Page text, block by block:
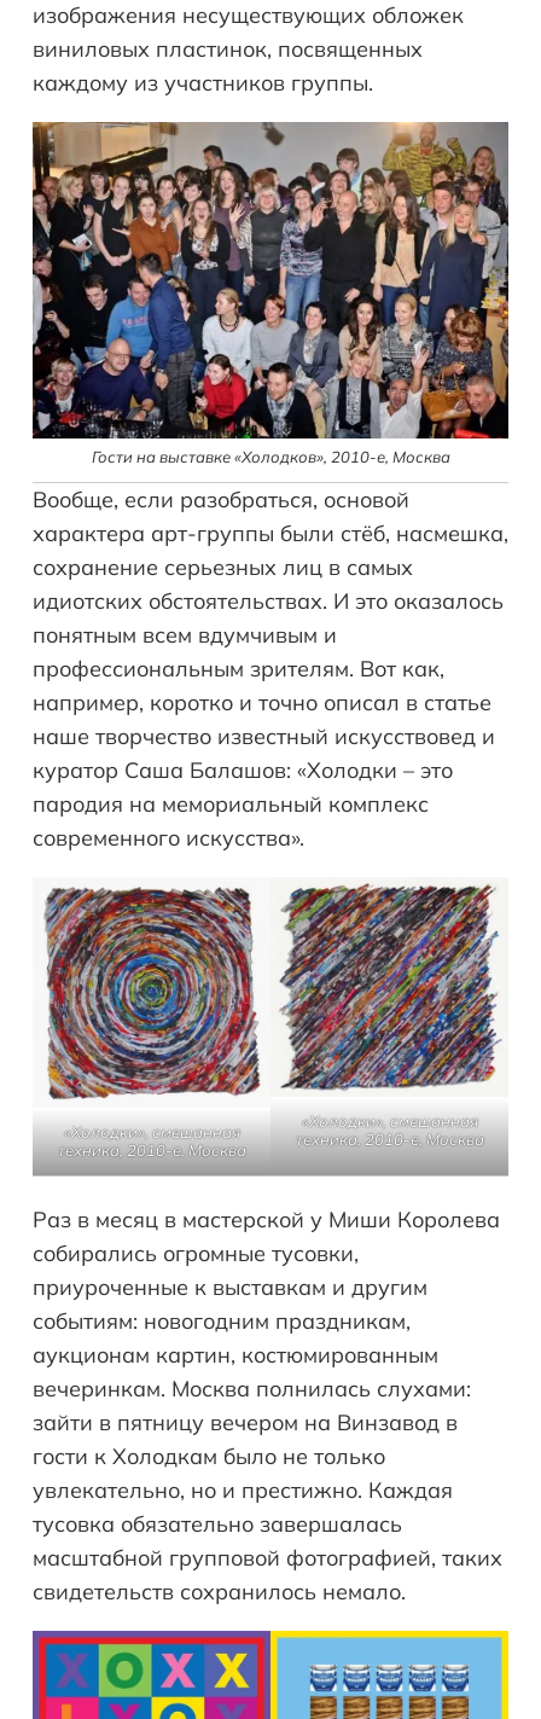
изображения несуществующих обложек
виниловых пластинок, посвященных
каждому из участников группы.
Гости на выставке «Холодков», 2010-е, Москва
Вообще, если разобраться, основой
характера арт-группы были стёб, насмешка,
сохранение серьезных лиц в самых
идиотских обстоятельствах. И это оказалось
понятным всем вдумчивым и
профессиональным зрителям. Вот как,
например, коротко и точно описал в статье
наше творчество известный искусствовед и
куратор Саша Балашов: «Холодки – это
пародия на мемориальный комплекс
современного искусства».
«Холодки», смешанная
техника, 2010-е, Москва
«Холодки», смешанная
техника, 2010-е, Москва
Раз в месяц в мастерской у Миши Королева
собирались огромные тусовки,
приуроченные к выставкам и другим
событиям: новогодним праздникам,
аукционам картин, костюмированным
вечеринкам. Москва полнилась слухами:
зайти в пятницу вечером на Винзавод в
гости к Холодкам было не только
увлекательно, но и престижно. Каждая
тусовка обязательно завершалась
масштабной групповой фотографией, таких
свидетельств сохранилось немало.